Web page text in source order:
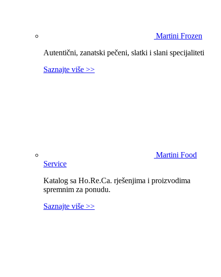
Martini Frozen
Autentični, zanatski pečeni, slatki i slani specijaliteti
Saznajte više >>
Martini Food
Service
Katalog sa Ho.Re.Ca. rješenjima i proizvodima
spremnim za ponudu.
Saznajte više >>